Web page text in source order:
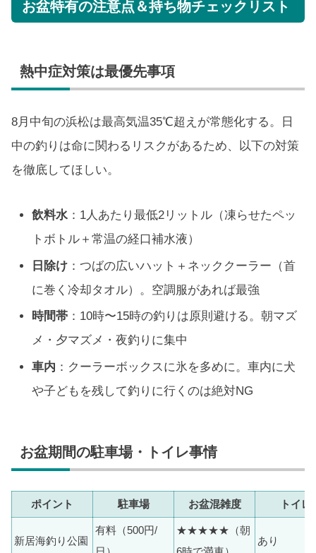
お盆特有の注意点＆持ち物チェックリスト
熱中症対策は最優先事項
8月中旬の浜松は最高気温35℃超えが常態化する。日
中の釣りは命に関わるリスクがあるため、以下の対策
を徹底してほしい。
飲料水 ：1人あたり最低2リットル（凍らせたペッ
トボトル＋常温の経口補水液）
日除け ：つばの広いハット＋ネッククーラー（首
に巻く冷却タオル）。空調服があれば最強
時間帯 ：10時〜15時の釣りは原則避ける。朝マズ
メ・夕マズメ・夜釣りに集中
車内 ：クーラーボックスに氷を多めに。車内に犬
や子どもを残して釣りに行くのは絶対NG
お盆期間の駐車場・トイレ事情
ポイント 駐車場 お盆混雑度 トイレ
新居海釣り公園
有料（500円/
★★★★★（朝
あり